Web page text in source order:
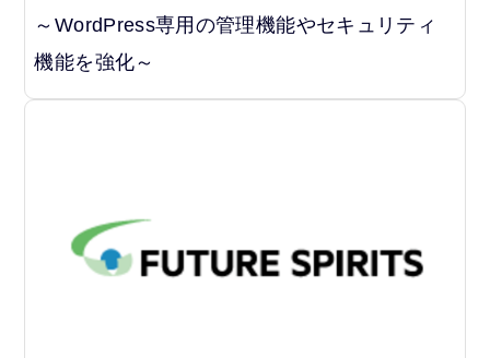
～WordPress専用の管理機能やセキュリティ
機能を強化～